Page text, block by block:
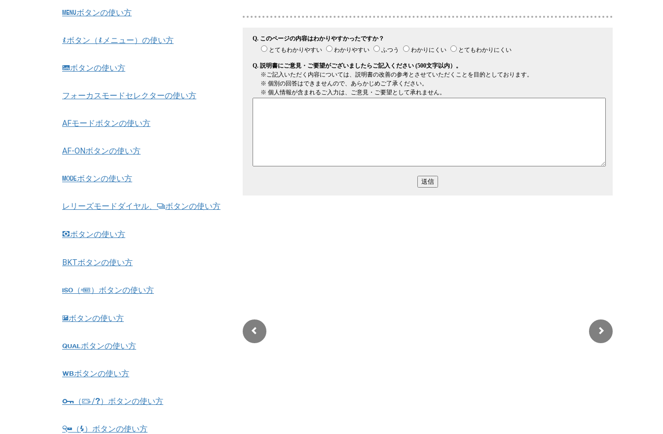
Gボタンの使い方
iボタン（iメニュー）の使い方
Rボタンの使い方
フォーカスモードセレクターの使い方
AFモードボタンの使い方
AF-ONボタンの使い方
Iボタンの使い方
レリーズモードダイヤル、 Sボタンの使い方
Yボタンの使い方
BKTボタンの使い方
S （Q）ボタンの使い方
Eボタンの使い方
Tボタンの使い方
Uボタンの使い方
g （ h/Q）ボタンの使い方
W （M）ボタンの使い方